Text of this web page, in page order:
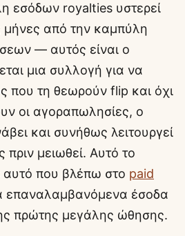
εσόδων royalties υστερεί
μήνες από την καμπύλη
— αυτός είναι ο
μια συλλογή για να
που τη θεωρούν flip και όχι
οι αγοραπωλησίες, ο
και συνήθως λειτουργεί
πριν μειωθεί. Αυτό το
αυτό που βλέπω στο paid
επαναλαμβανόμενα έσοδα
πρώτης μεγάλης ώθησης.